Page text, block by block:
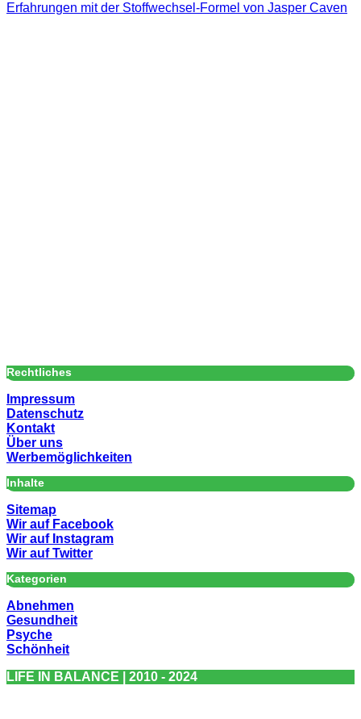
Erfahrungen mit der Stoffwechsel-Formel von Jasper Caven
Rechtliches
Impressum
Datenschutz
Kontakt
Über uns
Werbemöglichkeiten
Inhalte
Sitemap
Wir auf Facebook
Wir auf Instagram
Wir auf Twitter
Kategorien
Abnehmen
Gesundheit
Psyche
Schönheit
LIFE IN BALANCE | 2010 - 2024